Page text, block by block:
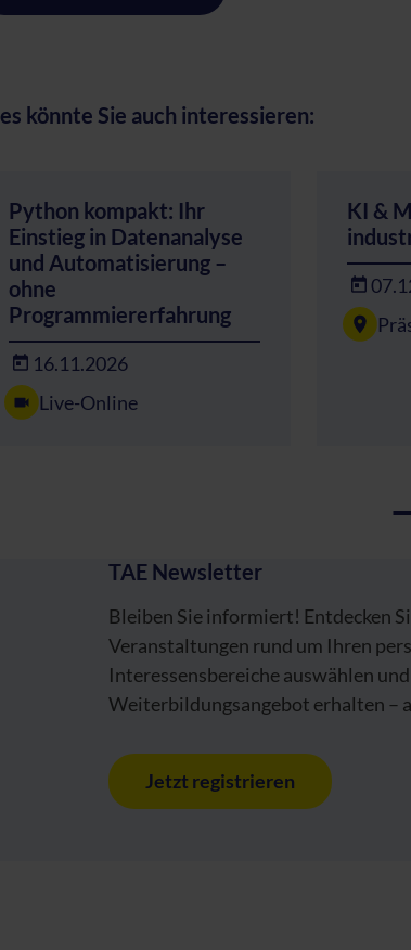
könnte Sie auch interessieren:
Python kompakt: Ihr
Einstieg in Datenanalyse
und Automatisierung –
ohne
Programmiererfahrung
16.11.2026
Live-Online
KI &
TAE Newsletter
Bleiben Sie informiert! Entdecken
Veranstaltungen rund um Ihren
Interessensbereiche auswählen
Weiterbildungsangebot erhalten –
Jetzt registrieren